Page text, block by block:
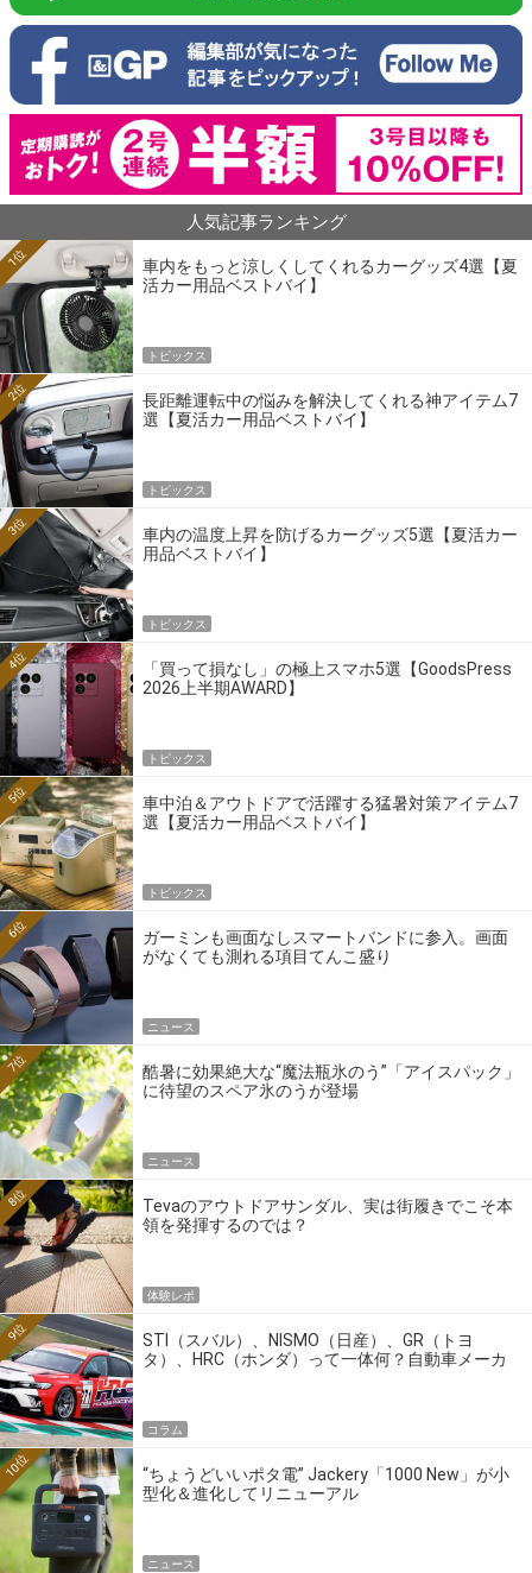
人気記事ランキング
車内をもっと涼しくしてくれるカーグッズ4選【夏
活カー用品ベストバイ】
1位
トピックス
長距離運転中の悩みを解決してくれる神アイテム7
選【夏活カー用品ベストバイ】
2位
トピックス
車内の温度上昇を防げるカーグッズ5選【夏活カー
用品ベストバイ】
3位
トピックス
「買って損なし」の極上スマホ5選【GoodsPress
2026上半期AWARD】
4位
トピックス
車中泊＆アウトドアで活躍する猛暑対策アイテム7
選【夏活カー用品ベストバイ】
5位
トピックス
ガーミンも画面なしスマートバンドに参入。画面
がなくても測れる項目てんこ盛り
6位
ニュース
酷暑に効果絶大な“魔法瓶氷のう”「アイスパック」
に待望のスペア氷のうが登場
7位
ニュース
Tevaのアウトドアサンダル、実は街履きでこそ本
領を発揮するのでは？
8位
体験レポ
STI（スバル）、NISMO（日産）、GR（トヨ
タ）、HRC（ホンダ）って一体何？自動車メーカ
9位
コラム
“ちょうどいいポタ電” Jackery「1000 New」が小
型化＆進化してリニューアル
10位
ニュース